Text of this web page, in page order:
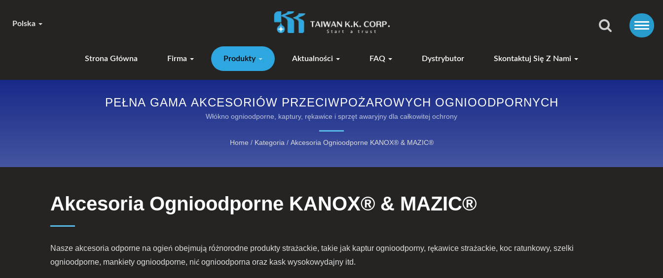
Strona Główna Firma Produkty Aktualności FAQ Dystrybutor Skontaktuj Się Z Nami
Polska
PEŁNA GAMA AKCESORIÓW PRZECIWPOŻAROWYCH OGNIOODPORNYCH
Włókno ognioodporne, kaptury, rękawice i sprzęt awaryjny dla całkowitej ochrony
Home / Kategoria / Akcesoria Ognioodporne KANOX® & MAZIC®
Akcesoria Ognioodporne KANOX® & MAZIC®
Nasze akcesoria odporne na ogień obejmują różnorodne produkty strażackie, takie jak kaptur ognioodporny, rękawice strażackie, koc ratunkowy, szelki
ognioodporne, mankiety ognioodporne, nić ognioodporna oraz kask wysokowydajny itd.